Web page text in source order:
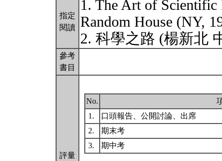
指定
閱讀
1. The Art of
Random House (NY,
2. 科學之路 (楊新北
參考
書目
評量
No.
1.
口頭報告、公開討論、出席
2.
期末考
3.
期中考